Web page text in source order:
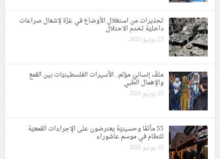
تحذيرات من استغلال الأوضاع في غزّة لإشعال صراعات
داخليّة تخدم الاحتلال
23 يونيو 2026
ملفّ إنسانيّ مؤلم.. الأسيرات الفلسطينيّات بين القمع
والإهمال الطبي
23 يونيو 2026
55 مأتمًا وحسينيّة يعترضون على الإجراءات القمعيّة
للنظام في موسم عاشوراء
23 يونيو 2026